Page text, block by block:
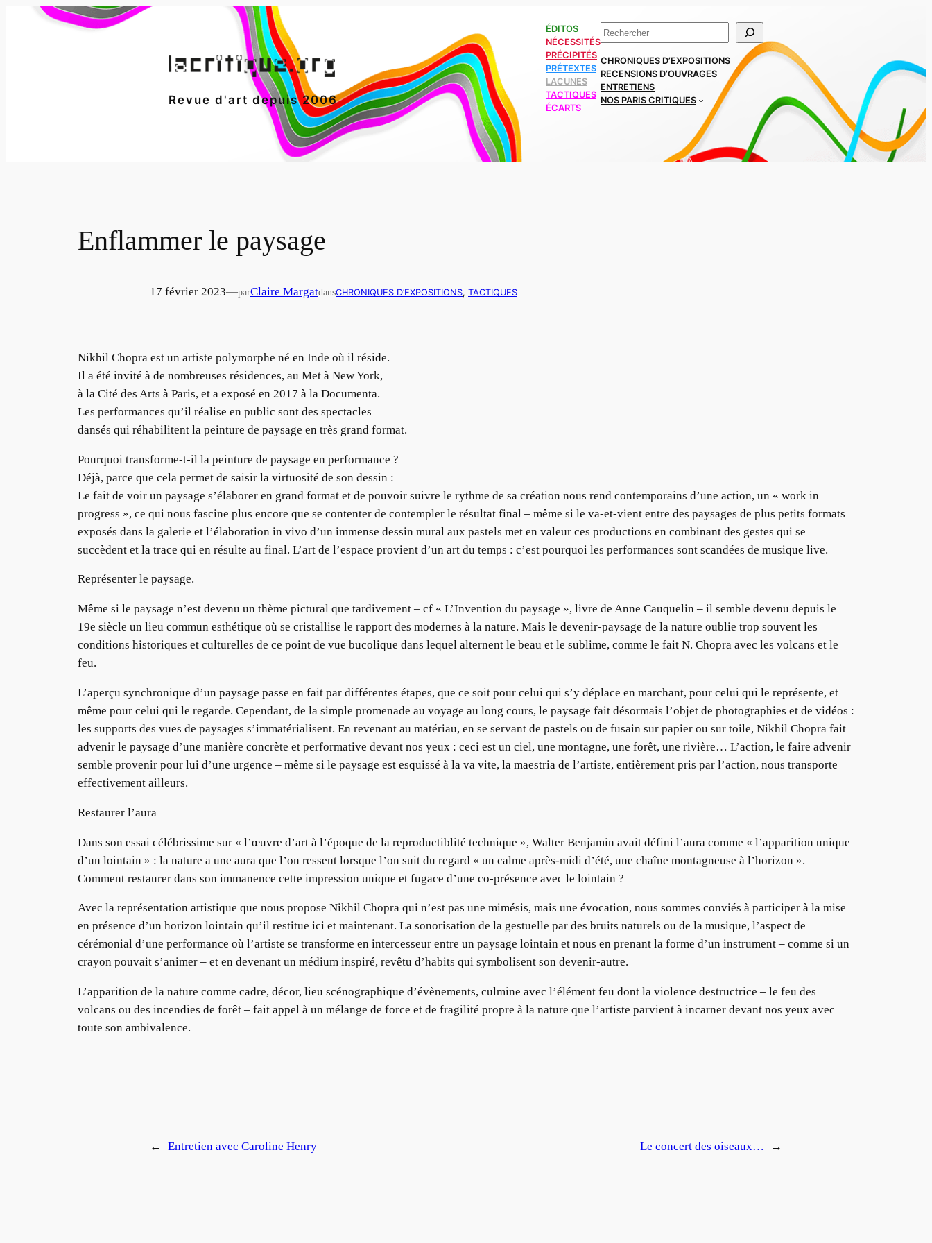
Revue d'art depuis 2006
ÉDITOS
NÉCESSITÉS
PRÉCIPITÉS
PRÉTEXTES
LACUNES
TACTIQUES
ÉCARTS
Rechercher
CHRONIQUES D’EXPOSITIONS
RECENSIONS D’OUVRAGES
ENTRETIENS
NOS PARIS CRITIQUES
Enflammer le paysage
17 février 2023—parClaire MargatdansCHRONIQUES D’EXPOSITIONS, TACTIQUES
Nikhil Chopra est un artiste polymorphe né en Inde où il réside.
Il a été invité à de nombreuses résidences, au Met à New York,
à la Cité des Arts à Paris, et a exposé en 2017 à la Documenta.
Les performances qu’il réalise en public sont des spectacles
dansés qui réhabilitent la peinture de paysage en très grand format.
Pourquoi transforme-t-il la peinture de paysage en performance ?
Déjà, parce que cela permet de saisir la virtuosité de son dessin :
Le fait de voir un paysage s’élaborer en grand format et de pouvoir suivre le rythme de sa création nous rend contemporains d’une action, un « work in
progress », ce qui nous fascine plus encore que se contenter de contempler le résultat final – même si le va-et-vient entre des paysages de plus petits formats
exposés dans la galerie et l’élaboration in vivo d’un immense dessin mural aux pastels met en valeur ces productions en combinant des gestes qui se
succèdent et la trace qui en résulte au final. L’art de l’espace provient d’un art du temps : c’est pourquoi les performances sont scandées de musique live.
Représenter le paysage.
Même si le paysage n’est devenu un thème pictural que tardivement – cf « L’Invention du paysage », livre de Anne Cauquelin – il semble devenu depuis le
19e siècle un lieu commun esthétique où se cristallise le rapport des modernes à la nature. Mais le devenir-paysage de la nature oublie trop souvent les
conditions historiques et culturelles de ce point de vue bucolique dans lequel alternent le beau et le sublime, comme le fait N. Chopra avec les volcans et le
feu.
L’aperçu synchronique d’un paysage passe en fait par différentes étapes, que ce soit pour celui qui s’y déplace en marchant, pour celui qui le représente, et
même pour celui qui le regarde. Cependant, de la simple promenade au voyage au long cours, le paysage fait désormais l’objet de photographies et de vidéos :
les supports des vues de paysages s’immatérialisent. En revenant au matériau, en se servant de pastels ou de fusain sur papier ou sur toile, Nikhil Chopra fait
advenir le paysage d’une manière concrète et performative devant nos yeux : ceci est un ciel, une montagne, une forêt, une rivière… L’action, le faire advenir
semble provenir pour lui d’une urgence – même si le paysage est esquissé à la va vite, la maestria de l’artiste, entièrement pris par l’action, nous transporte
effectivement ailleurs.
Restaurer l’aura
Dans son essai célébrissime sur « l’œuvre d’art à l’époque de la reproductiblité technique », Walter Benjamin avait défini l’aura comme « l’apparition unique
d’un lointain » : la nature a une aura que l’on ressent lorsque l’on suit du regard « un calme après-midi d’été, une chaîne montagneuse à l’horizon ».
Comment restaurer dans son immanence cette impression unique et fugace d’une co-présence avec le lointain ?
Avec la représentation artistique que nous propose Nikhil Chopra qui n’est pas une mimésis, mais une évocation, nous sommes conviés à participer à la mise
en présence d’un horizon lointain qu’il restitue ici et maintenant. La sonorisation de la gestuelle par des bruits naturels ou de la musique, l’aspect de
cérémonial d’une performance où l’artiste se transforme en intercesseur entre un paysage lointain et nous en prenant la forme d’un instrument – comme si un
crayon pouvait s’animer – et en devenant un médium inspiré, revêtu d’habits qui symbolisent son devenir-autre.
L’apparition de la nature comme cadre, décor, lieu scénographique d’évènements, culmine avec l’élément feu dont la violence destructrice – le feu des
volcans ou des incendies de forêt – fait appel à un mélange de force et de fragilité propre à la nature que l’artiste parvient à incarner devant nos yeux avec
toute son ambivalence.
← Entretien avec Caroline Henry Le concert des oiseaux… →